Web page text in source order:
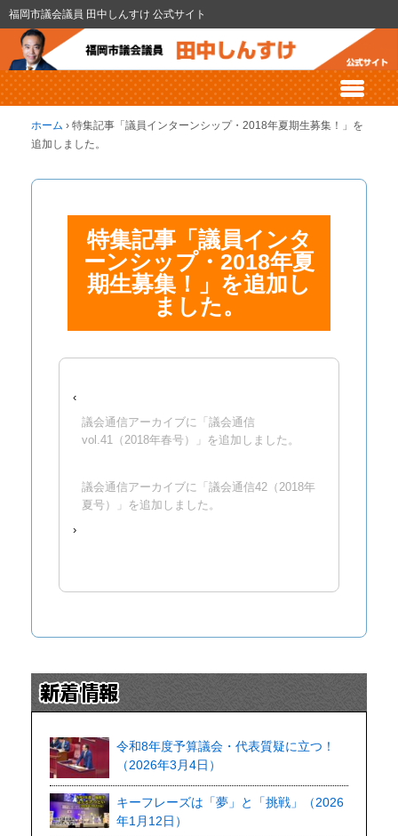
福岡市議会議員 田中しんすけ 公式サイト
ホーム › 特集記事「議員インターンシップ・2018年夏期生募集！」を
追加しました。
特集記事「議員インタ
ーンシップ・2018年夏
期生募集！」を追加し
ました。
‹
議会通信アーカイブに「議会通信
vol.41（2018年春号）」を追加しました。
議会通信アーカイブに「議会通信42（2018年
夏号）」を追加しました。
›
令和8年度予算議会・代表質疑に立つ！
（2026年3月4日）
キーフレーズは「夢」と「挑戦」（2026
年1月12日）